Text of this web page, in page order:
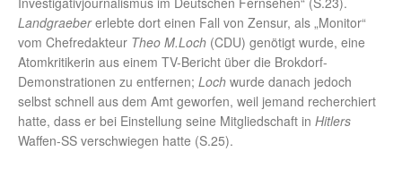
Landgraebererlebte dort einen Fall von Zensur, als „Monitor“
vom Chefredakteur Theo M.Loch (CDU) genötigt wurde, eine
Atomkritikerin aus einem TV-Bericht über die Brokdorf-
Demonstrationen zu entfernen; Loch wurde danach jedoch
selbst schnell aus dem Amt geworfen, weil jemand recherchiert
hatte, dass er bei Einstellung seine Mitgliedschaft in Hitlers
Waffen-SS verschwiegen hatte (S.25).